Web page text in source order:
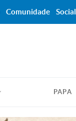
PAPA
Comunidade Social